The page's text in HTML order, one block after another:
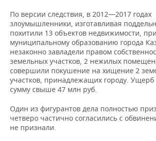
ВОДНЫЕ ВИДЫ СПОРТА
ХОККЕЙ С МЯЧОМ
ОБРАЗОВАНИЕ
ПРОИСШЕСТВИЯ
По версии следствия, в 2012—2017 годах
злоумышленники, изготавливая
похитили 13 объектов недвижимости,
муниципальному образованию города
незаконно завладели правом
земельных участков, 2 нежилых
совершили покушение на хищение 2
участков, принадлежащих городу. Ущерб
сумму свыше 47 млн руб.
Один из фигурантов дела полностью
четверо частично согласились с
не признали.